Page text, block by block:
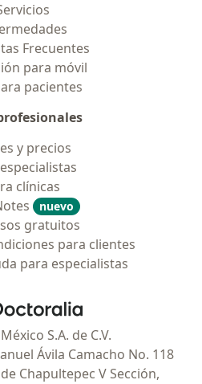
Frecuentes
para móvil
pacientes
y precios
clínicas
nuevo
gratuitos
para clientes
para especialistas
Doctoralia - Página de inicio
S.A. de C.V.
Ávila Camacho No. 118
Chapultepec V Sección,